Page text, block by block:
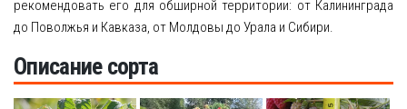
рекомендовать его для обширной территории: от Калининграда
до Поволжья и Кавказа, от Молдовы до Урала и Сибири.
Описание сорта